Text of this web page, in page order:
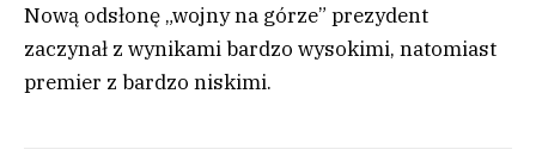
Nową odsłonę „wojny na górze” prezydent
zaczynał z wynikami bardzo wysokimi, natomiast
premier z bardzo niskimi.